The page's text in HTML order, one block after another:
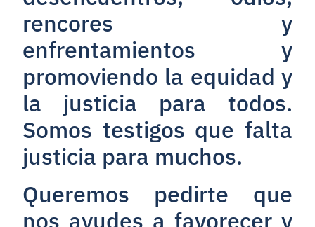
rencores y
enfrentamientos y
promoviendo la equidad y
la justicia para todos.
Somos testigos que falta
justicia para muchos.
Queremos pedirte que
nos ayudes a favorecer y